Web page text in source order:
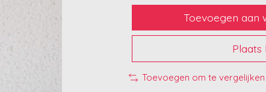
Toevoegen aan
Plaats
Toevoegen om te vergelijken